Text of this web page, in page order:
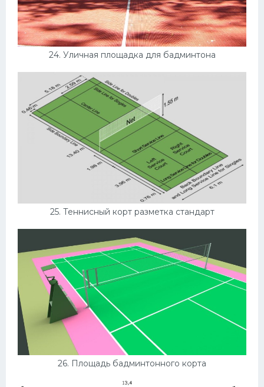
24. Уличная площадка для бадминтона
25. Теннисный корт разметка стандарт
26. Площадь бадминтонного корта